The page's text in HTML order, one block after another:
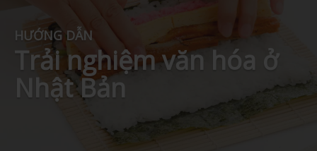
HƯỚNG DẪN
Trải nghiệm văn hóa ở
Nhật Bản